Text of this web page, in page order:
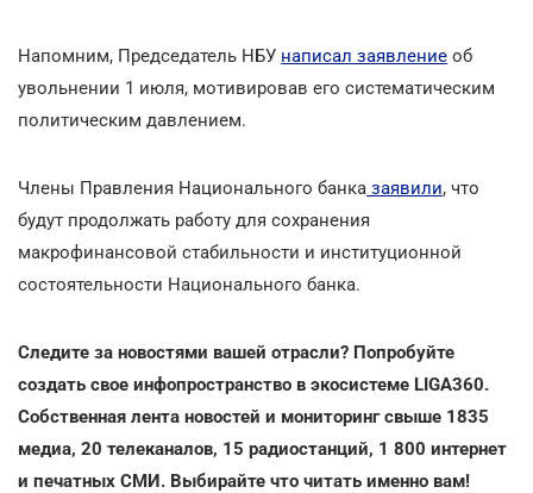
Напомним, Председатель НБУ написал заявление об
увольнении 1 июля, мотивировав его систематическим
политическим давлением.
Члены Правления Национального банка заявили, что
будут продолжать работу для сохранения
макрофинансовой стабильности и институционной
состоятельности Национального банка.
Следите за новостями вашей отрасли? Попробуйте
создать свое инфопространство в экосистеме LIGA360.
Собственная лента новостей и мониторинг свыше 1835
медиа, 20 телеканалов, 15 радиостанций, 1 800 интернет
и печатных СМИ. Выбирайте что читать именно вам!